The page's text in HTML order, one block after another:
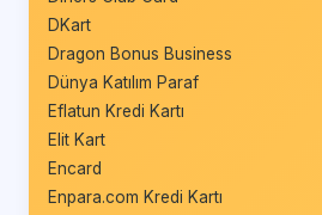
DKart
Dragon Bonus Business
Dünya Katılım Paraf
Eflatun Kredi Kartı
Elit Kart
Encard
Enpara.com Kredi Kartı